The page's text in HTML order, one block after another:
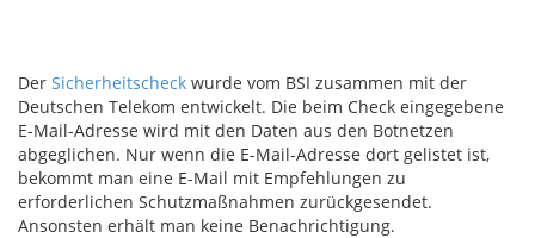
Der Sicherheitscheck wurde vom BSI zusammen mit der
Deutschen Telekom entwickelt. Die beim Check eingegebene
E-Mail-Adresse wird mit den Daten aus den Botnetzen
abgeglichen. Nur wenn die E-Mail-Adresse dort gelistet ist,
bekommt man eine E-Mail mit Empfehlungen zu
erforderlichen Schutzmaßnahmen zurückgesendet.
Ansonsten erhält man keine Benachrichtigung.